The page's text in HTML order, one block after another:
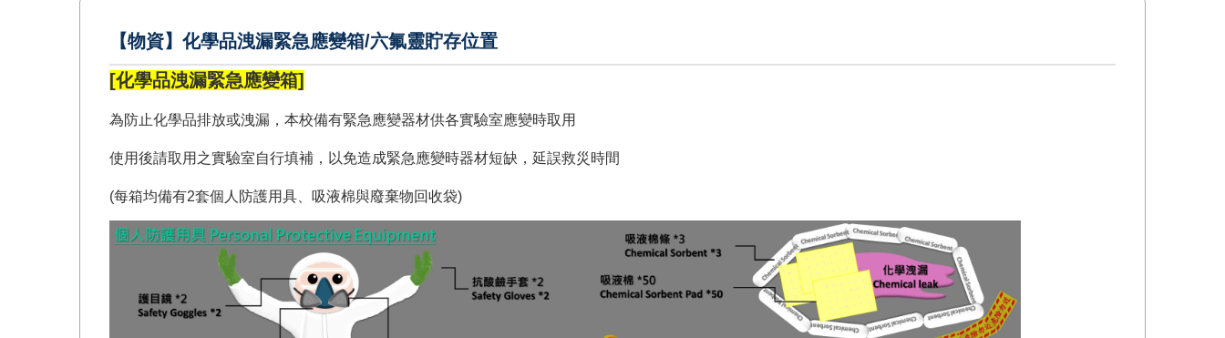
【物資】化學品洩漏緊急應變箱/六氟靈貯存位置
[化學品洩漏緊急應變箱]
為防止化學品排放或洩漏，本校備有緊急應變器材供各實驗室應變時取用
使用後請取用之實驗室自行填補，以免造成緊急應變時器材短缺，延誤救災時間
(每箱均備有2套個人防護用具、吸液棉與廢棄物回收袋)